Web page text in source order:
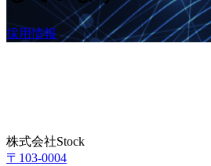
採用情報
株式会社Stock
〒103-0004